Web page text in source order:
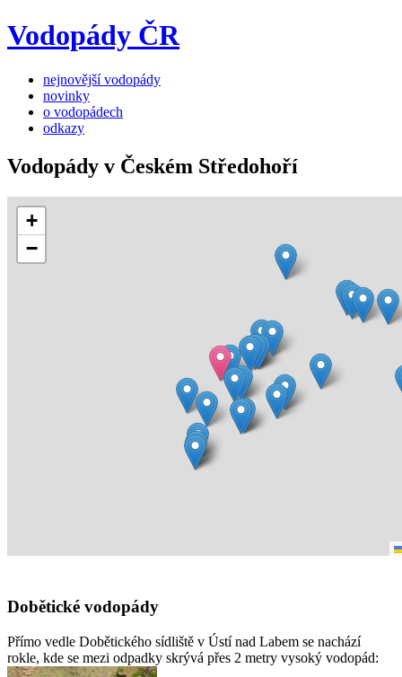
Vodopády ČR
nejnovější vodopády
novinky
o vodopádech
odkazy
Vodopády v Českém Středohoří
+
−
Dobětické vodopády
Přímo vedle Dobětického sídliště v Ústí nad Labem se nachází
rokle, kde se mezi odpadky skrývá přes 2 metry vysoký vodopád: